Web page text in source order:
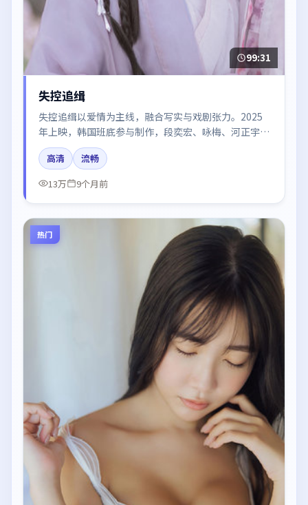
99:31
失控追缉
失控追缉以爱情为主线，融合写实与戏剧张力。2025
年上映，韩国班底参与制作，段奕宏、咏梅、河正宇、
秦海璐、易烊千玺在片中呈现细腻表演，影像风格统
一，配乐与剪辑强化了情绪曲线。
高清
流畅
13万
9个月前
热门